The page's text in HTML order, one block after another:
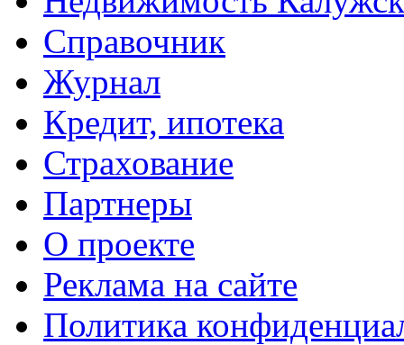
Справочник
Журнал
Кредит, ипотека
Страхование
Партнеры
O проекте
Реклама на сайте
Политика